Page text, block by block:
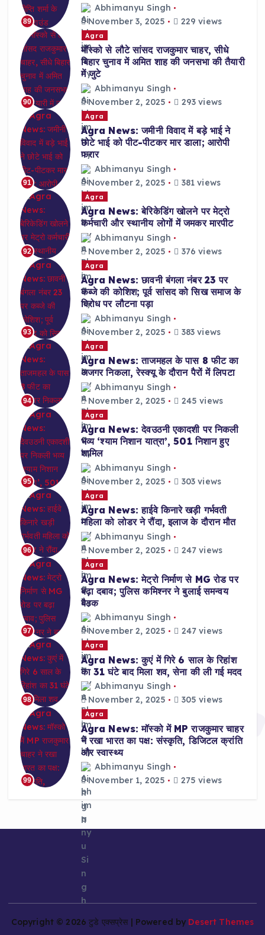
89
Abhimanyu Singh
November 3, 2025
229 views
90
Agra
मॉस्को से लौटे सांसद राजकुमार चाहर, सीधे
बिहार चुनाव में अमित शाह की जनसभा की तैयारी
में जुटे
Abhimanyu Singh
November 2, 2025
293 views
91
Agra
Agra News: जमीनी विवाद में बड़े भाई ने
छोटे भाई को पीट-पीटकर मार डाला; आरोपी
फरार
Abhimanyu Singh
November 2, 2025
381 views
92
Agra
Agra News: बेरिकेडिंग खोलने पर मेट्रो
कर्मचारी और स्थानीय लोगों में जमकर मारपीट
Abhimanyu Singh
November 2, 2025
376 views
93
Agra
Agra News: छावनी बंगला नंबर 23 पर
कब्जे की कोशिश; पूर्व सांसद को सिख समाज के
विरोध पर लौटना पड़ा
Abhimanyu Singh
November 2, 2025
383 views
94
Agra
Agra News: ताजमहल के पास 8 फीट का
अजगर निकला, रेस्क्यू के दौरान पैरों में लिपटा
Abhimanyu Singh
November 2, 2025
245 views
95
Agra
Agra News: देवउठनी एकादशी पर निकली
भव्य ‘श्याम निशान यात्रा’, 501 निशान हुए
शामिल
Abhimanyu Singh
November 2, 2025
303 views
96
Agra
Agra News: हाईवे किनारे खड़ी गर्भवती
महिला को लोडर ने रौंदा, इलाज के दौरान मौत
Abhimanyu Singh
November 2, 2025
247 views
97
Agra
Agra News: मेट्रो निर्माण से MG रोड पर
बढ़ा दबाव; पुलिस कमिश्नर ने बुलाई समन्वय
बैठक
Abhimanyu Singh
November 2, 2025
247 views
98
Agra
Agra News: कुएं में गिरे 6 साल के रिहांश
का 31 घंटे बाद मिला शव, सेना की ली गई मदद
Abhimanyu Singh
November 2, 2025
305 views
99
Agra
Agra News: मॉस्को में MP राजकुमार चाहर
ने रखा भारत का पक्ष: संस्कृति, डिजिटल क्रांति
और स्वास्थ्य
Abhimanyu Singh
November 1, 2025
275 views
Copyright © 2026 टुडे एक्सप्रेस | Powered by Desert Themes